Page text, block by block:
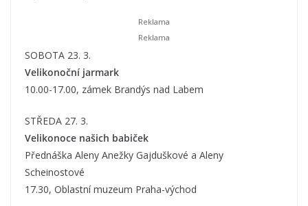
SOBOTA 23. 3.
Velikonoční jarmark
10.00-17.00, zámek Brandýs nad Labem
STŘEDA 27. 3.
Velikonoce našich babiček
Přednáška Aleny Anežky Gajduškové a Aleny
Scheinostové
17.30, Oblastní muzeum Praha-východ